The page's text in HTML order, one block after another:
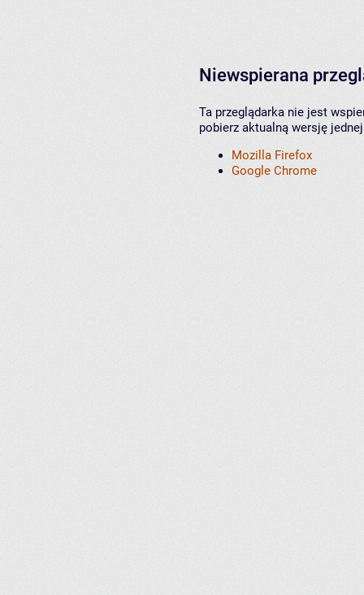
Niewspierana
Ta przeglądarka nie jest
pobierz aktualną wersję
Mozilla Firefox
Google Chrome